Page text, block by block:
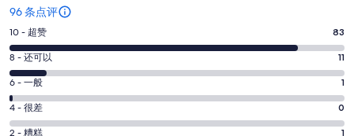
96 条点评
10
分
-
超
赞。
83
10 - 超赞 83
8
分
-
还
可
8 - 还可以 11
6
分
-
6 - 一般 1
4
分
4 - 很差 0
2 - 糟糕 1